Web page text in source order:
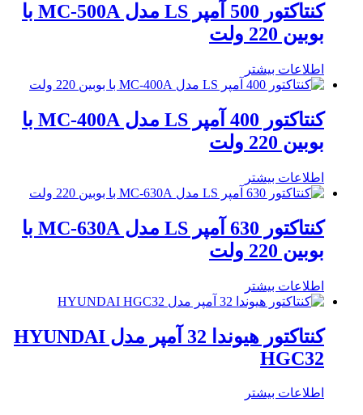
کنتاکتور 500 آمپر LS مدل MC-500A با
بوبین 220 ولت
اطلاعات بیشتر
کنتاکتور 400 آمپر LS مدل MC-400A با
بوبین 220 ولت
اطلاعات بیشتر
کنتاکتور 630 آمپر LS مدل MC-630A با
بوبین 220 ولت
اطلاعات بیشتر
کنتاکتور هیوندا 32 آمپر مدل HYUNDAI
HGC32
اطلاعات بیشتر